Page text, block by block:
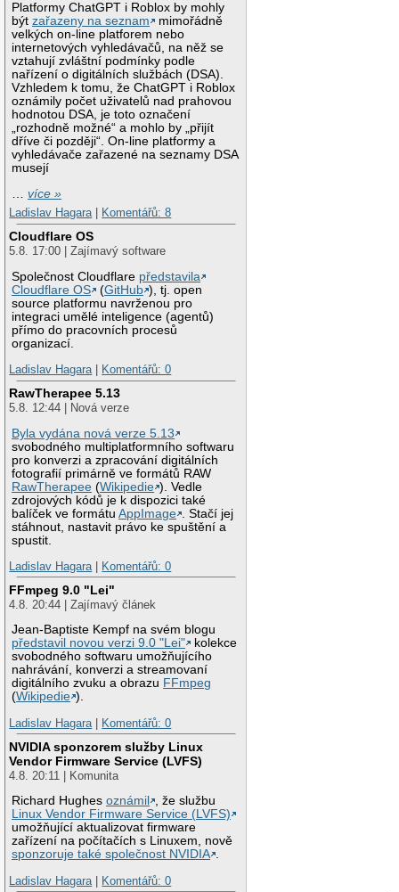
Platformy ChatGPT i Roblox by mohly
býtzařazeny na seznam
mimořádně
velkých on-line platforem nebo
internetových vyhledávačů, na něž se
vztahují zvláštní podmínky podle
nařízení o digitálních službách (DSA).
Vzhledem k tomu, že ChatGPT i Roblox
oznámily počet uživatelů nad prahovou
hodnotou DSA, je toto označení
„rozhodně možné“ a mohlo by „přijít
dříve či později“. On-line platformy a
vyhledávače zařazené na seznamy DSA
musejí
…více »
Ladislav Hagara| Komentářů: 8
Cloudflare OS
5.8. 17:00 | Zajímavý software
Společnost Cloudflare představila
Cloudflare OS
(GitHub ), tj. open
source platformu navrženou pro
integraci umělé inteligence (agentů)
přímo do pracovních procesů
organizací.
Ladislav Hagara| Komentářů: 0
RawTherapee 5.13
5.8. 12:44 | Nová verze
Byla vydána nová verze 5.13
svobodného multiplatformního softwaru
pro konverzi a zpracování digitálních
fotografií primárně ve formátů RAW
RawTherapee (Wikipedie ). Vedle
zdrojových kódů je k dispozici také
balíček ve formátuAppImage
. Stačí jej
stáhnout, nastavit právo ke spuštění a
spustit.
Ladislav Hagara| Komentářů: 0
FFmpeg 9.0 "Lei"
4.8. 20:44 | Zajímavý článek
Jean-Baptiste Kempf na svém blogu
představil novou verzi 9.0 "Lei"
kolekce
svobodného softwaru umožňujícího
nahrávání, konverzi a streamovaní
digitálního zvuku a obrazu FFmpeg
(Wikipedie ).
Ladislav Hagara| Komentářů: 0
NVIDIA sponzorem služby Linux
Vendor Firmware Service (LVFS)
4.8. 20:11 | Komunita
Richard Hughesoznámil
, že službu
Linux Vendor Firmware Service (LVFS)
umožňující aktualizovat firmware
zařízení na počítačích s Linuxem, nově
sponzoruje také společnost NVIDIA .
Ladislav Hagara| Komentářů: 0